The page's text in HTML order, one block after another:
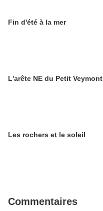
Fin d'été à la mer
L'arête NE du Petit Veymont
Les rochers et le soleil
Commentaires